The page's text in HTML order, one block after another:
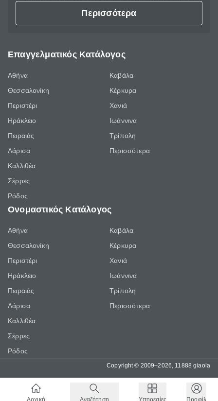
Περισσότερα
Επαγγελματικός Κατάλογος
Αθήνα
Θεσσαλονίκη
Περιστέρι
Ηράκλειο
Πειραιάς
Λάρισα
Καλλιθέα
Σέρρες
Ρόδος
Καβάλα
Κέρκυρα
Χανιά
Ιωάννινα
Τρίπολη
Περισσότερα
Ονομαστικός Κατάλογος
Αθήνα
Θεσσαλονίκη
Περιστέρι
Ηράκλειο
Πειραιάς
Λάρισα
Καλλιθέα
Σέρρες
Ρόδος
Καβάλα
Κέρκυρα
Χανιά
Ιωάννινα
Τρίπολη
Περισσότερα
Copyright © 2009–2026, 11888 giaola
Αρχική Αναζήτηση Υπηρεσίες Προφίλ